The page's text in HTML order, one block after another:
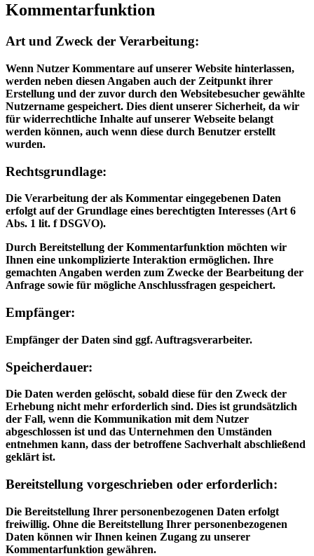
Kommentarfunktion
Art und Zweck der Verarbeitung:
Wenn Nutzer Kommentare auf unserer Website hinterlassen,
werden neben diesen Angaben auch der Zeitpunkt ihrer
Erstellung und der zuvor durch den Websitebesucher gewählte
Nutzername gespeichert. Dies dient unserer Sicherheit, da wir
für widerrechtliche Inhalte auf unserer Webseite belangt
werden können, auch wenn diese durch Benutzer erstellt
wurden.
Rechtsgrundlage:
Die Verarbeitung der als Kommentar eingegebenen Daten
erfolgt auf der Grundlage eines berechtigten Interesses (Art 6
Abs. 1 lit. f DSGVO).
Durch Bereitstellung der Kommentarfunktion möchten wir
Ihnen eine unkomplizierte Interaktion ermöglichen. Ihre
gemachten Angaben werden zum Zwecke der Bearbeitung der
Anfrage sowie für mögliche Anschlussfragen gespeichert.
Empfänger:
Empfänger der Daten sind ggf. Auftragsverarbeiter.
Speicherdauer:
Die Daten werden gelöscht, sobald diese für den Zweck der
Erhebung nicht mehr erforderlich sind. Dies ist grundsätzlich
der Fall, wenn die Kommunikation mit dem Nutzer
abgeschlossen ist und das Unternehmen den Umständen
entnehmen kann, dass der betroffene Sachverhalt abschließend
geklärt ist.
Bereitstellung vorgeschrieben oder erforderlich:
Die Bereitstellung Ihrer personenbezogenen Daten erfolgt
freiwillig. Ohne die Bereitstellung Ihrer personenbezogenen
Daten können wir Ihnen keinen Zugang zu unserer
Kommentarfunktion gewähren.